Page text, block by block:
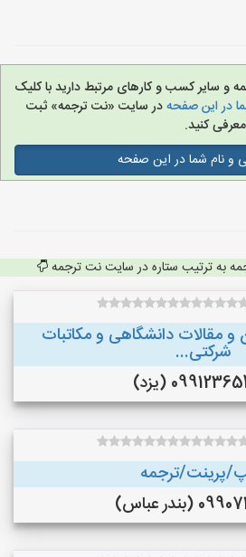
و سایر کسب و کارهای مرتبط دارید با کلیک
در این صفحهدر سایت «نت ترجمه» ثبت
کنید.
و نام شما در این صفحه
به ترتیب ستاره در سایت نت ترجمه
مقالات دانشگاهی و مکاتبات
شرکتی...
(یزد)
پرینت/ترجمه
(بندر عباس)